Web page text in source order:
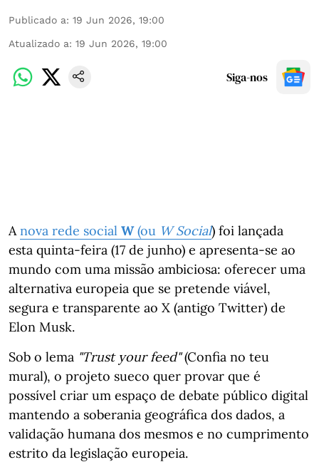
Publicado a: 19 Jun 2026, 19:00
Atualizado a: 19 Jun 2026, 19:00
Siga-nos
A nova rede social W(ou W Social) foi lançada
esta quinta-feira (17 de junho) e apresenta-se ao
mundo com uma missão ambiciosa: oferecer uma
alternativa europeia que se pretende viável,
segura e transparente ao X (antigo Twitter) de
Elon Musk.
Sob o lema "Trust your feed"(Confia no teu
mural), o projeto sueco quer provar que é
possível criar um espaço de debate público digital
mantendo a soberania geográfica dos dados, a
validação humana dos mesmos e no cumprimento
estrito da legislação europeia.